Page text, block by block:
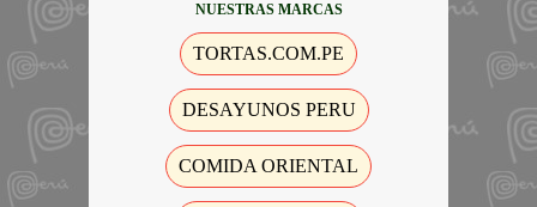
NUESTRAS MARCAS
TORTAS.COM.PE
DESAYUNOS PERU
COMIDA ORIENTAL